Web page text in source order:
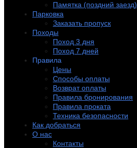
Памятка (поздний заезд)
Парковка
Заказать пропуск
Походы
Поход 3 дня
Поход 7 дней
Правила
Цены
Способы оплаты
Возврат оплаты
Правила бронирования
Правила проката
Техника безопасности
Как добраться
О нас
Контакты